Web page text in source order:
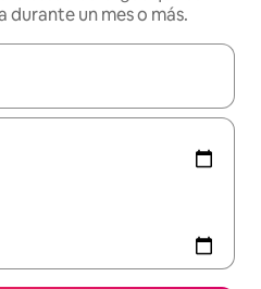
durante un mes o más.
disponibles, navega con las